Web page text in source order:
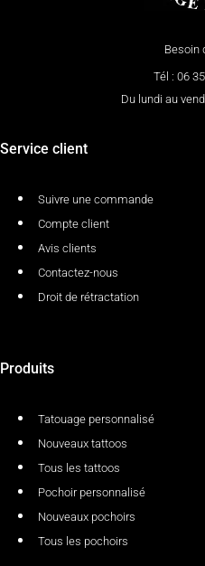
Besoin
Tél : 06
Du lundi au
Service client
Suivre une commande
Compte client
Avis clients
Contactez-nous
Droit de rétractation
Produits
Tatouage personnalisé
Nouveaux tattoos
Tous les tattoos
Pochoir personnalisé
Nouveaux pochoirs
Tous les pochoirs